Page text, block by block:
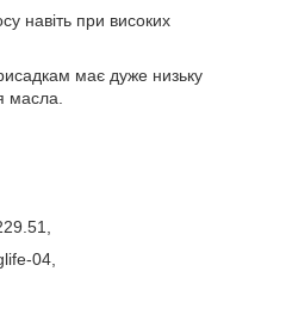
навіть при високих
має дуже низьку
масла.
04,